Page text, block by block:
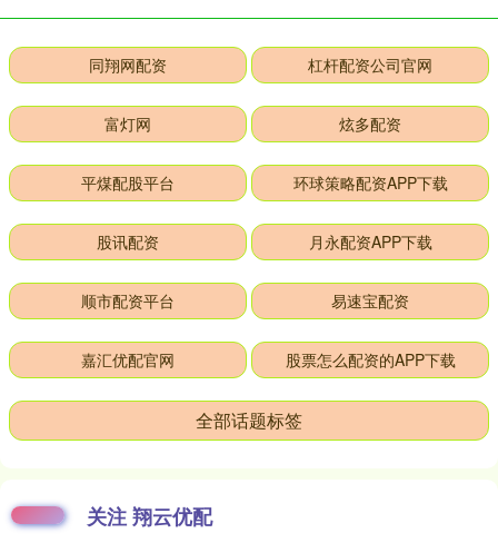
同翔网配资 杠杆配资公司官网
富灯网 炫多配资
平煤配股平台 环球策略配资APP下载
股讯配资 月永配资APP下载
顺市配资平台 易速宝配资
嘉汇优配官网 股票怎么配资的APP下载
全部话题标签
关注 翔云优配